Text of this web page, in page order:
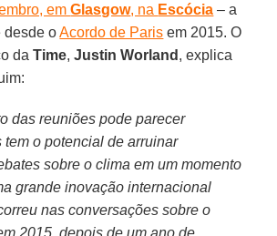
emGlasgow, na Escócia – a
desde oAcordo de Paris em 2015. O
daTime,Justin Worland , explica
das reuniões pode parecer
tem o potencial de arruinar
sobre o clima em um momento
grande inovação internacional
nas conversações sobre o
2015, depois de um ano de